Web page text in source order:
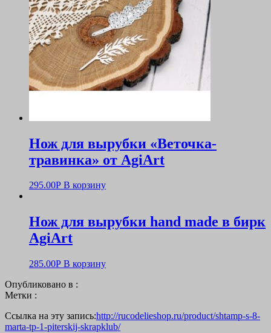
Нож для вырубки «Веточка-
травинка» от AgiArt
295.00Р В корзину
Нож для вырубки hand made в бирк
AgiArt
285.00Р В корзину
Опубликовано в :
Метки :
Ссылка на эту запись:http://rucodelieshop.ru/product/shtamp-s-8-
marta-tp-1-piterskij-skrapklub/